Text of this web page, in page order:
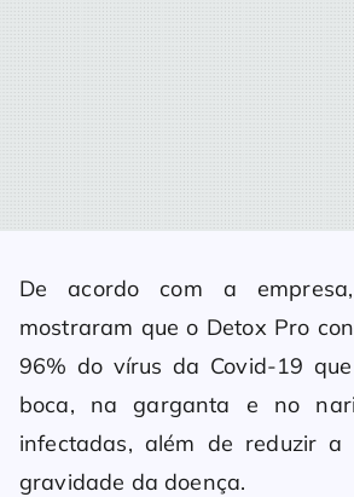
De acordo com a
mostraram que o Detox Pro
96% do vírus da Covid-19
boca, na garganta e no
infectadas, além de reduzir a
gravidade da doença.